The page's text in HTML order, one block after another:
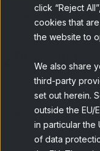
click “Reject
cookies that
the website to
We also share
third-party
set out herein.
outside the EU/
in particular the
of data
¿Qué son